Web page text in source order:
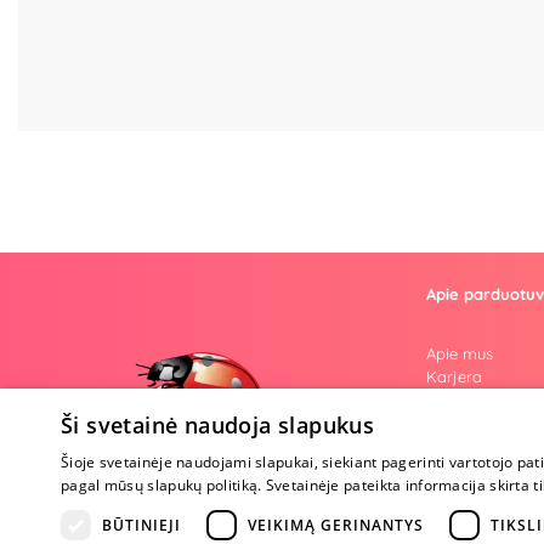
Apie
Apie mus
Karjera
Prekiniai ženklai
Parama
Tapk
Ši svetainė naudoja slapukus
Šioje svetainėje naudojami slapukai, siekiant pagerinti vartotojo
pagal mūsų slapukų politiką. Svetainėje pateikta informacija skirta
BŪTINIEJI
VEIKIMĄ GERINANTYS